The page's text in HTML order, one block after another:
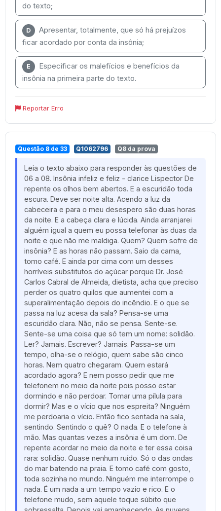
do texto;
D
Apresentar, totalmente, que só há prejuízos
ficar acordado por conta da insônia;
E
Especificar os malefícios e benefícios da
insônia na primeira parte do texto.
Reportar Erro
Questão 8 de 33 Q1062796 Q8 da prova
Leia o texto abaixo para responder às questões de
06 a 08. Insônia infeliz e feliz - clarice Lispector De
repente os olhos bem abertos. E a escuridão toda
escura. Deve ser noite alta. Acendo a luz da
cabeceira e para o meu desespero são duas horas
da noite. E a cabeça clara e lúcida. Ainda arranjarei
alguém igual a quem eu possa telefonar às duas da
noite e que não me maldiga. Quem? Quem sofre de
insônia? E as horas não passam. Saio da cama,
tomo café. E ainda por cima com um desses
horríveis substitutos do açúcar porque Dr. José
Carlos Cabral de Almeida, dietista, acha que preciso
perder os quatro quilos que aumentei com a
superalimentação depois do incêndio. E o que se
passa na luz acesa da sala? Pensa-se uma
escuridão clara. Não, não se pensa. Sente-se.
Sente-se uma coisa que só tem um nome: solidão.
Ler? Jamais. Escrever? Jamais. Passa-se um
tempo, olha-se o relógio, quem sabe são cinco
horas. Nem quatro chegaram. Quem estará
acordado agora? E nem posso pedir que me
telefonem no meio da noite pois posso estar
dormindo e não perdoar. Tomar uma pílula para
dormir? Mas e o vício que nos espreita? Ninguém
me perdoaria o vício. Então fico sentada na sala,
sentindo. Sentindo o quê? O nada. E o telefone à
mão. Mas quantas vezes a insônia é um dom. De
repente acordar no meio da noite e ter essa coisa
rara: solidão. Quase nenhum ruído. Só o das ondas
do mar batendo na praia. E tomo café com gosto,
toda sozinha no mundo. Ninguém me interrompe o
nada. É um nada a um tempo vazio e rico. E o
telefone mudo, sem aquele toque súbito que